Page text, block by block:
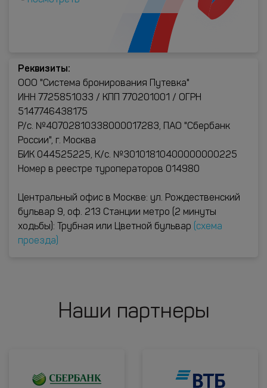
Реквизиты:
ООО "Система бронирования Путевка"
ИНН 7725851033 / КПП 770201001 / ОГРН
5147746438175
Р/с. №40702810338000017283, ПАО "Сбербанк
России", г. Москва
БИК 044525225, К/с. №30101810400000000225
Номер в реестре туроператоров 014980
Центральный офис в Москве: ул. Рождественский
бульвар 9, оф. 213 Станции метро (2 минуты
ходьбы): Трубная или Цветной бульвар
(схема
проезда)
Наши партнеры